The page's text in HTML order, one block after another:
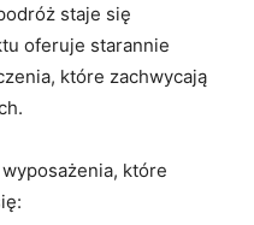
staje się
oferuje starannie
które zachwycają
które